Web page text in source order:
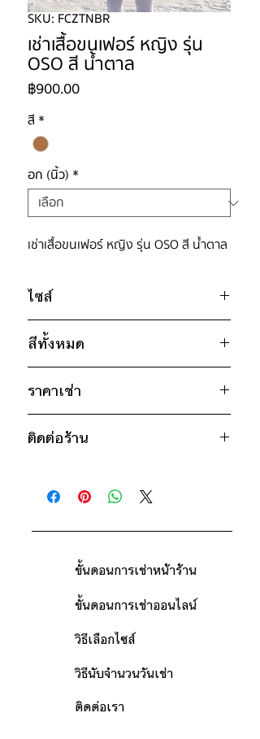
SKU: FCZTNBR
เช่าเสื้อขนเฟอร์ หญิง รุ่น
OSO สี น้ำตาล
฿900.00ราคา
สี *
อก (นิ้ว) *
เช่าเสื้อขนเฟอร์ หญิง รุ่น OSO สี น้ำตาล
ไซส์
ไซส์ : M
อก 60" / เอว 58" / สะโพก 52" /
ไหล่กว้าง 21" / วงแขน 28" / ยาว
28"
สีทั้งหมด
ราคาเช่า
คืน)
ติดต่อร้านเพื่อสอบถามราคา
ติดต่อร้าน
ดูแผนที่ร้าน
ขั้นตอนการเช่าหน้าร้าน
ขั้นตอนการเช่าออนไลน์
วิธีเลือกไซส์
วิธีนับจำนวนวันเช่า
ติดต่อเรา